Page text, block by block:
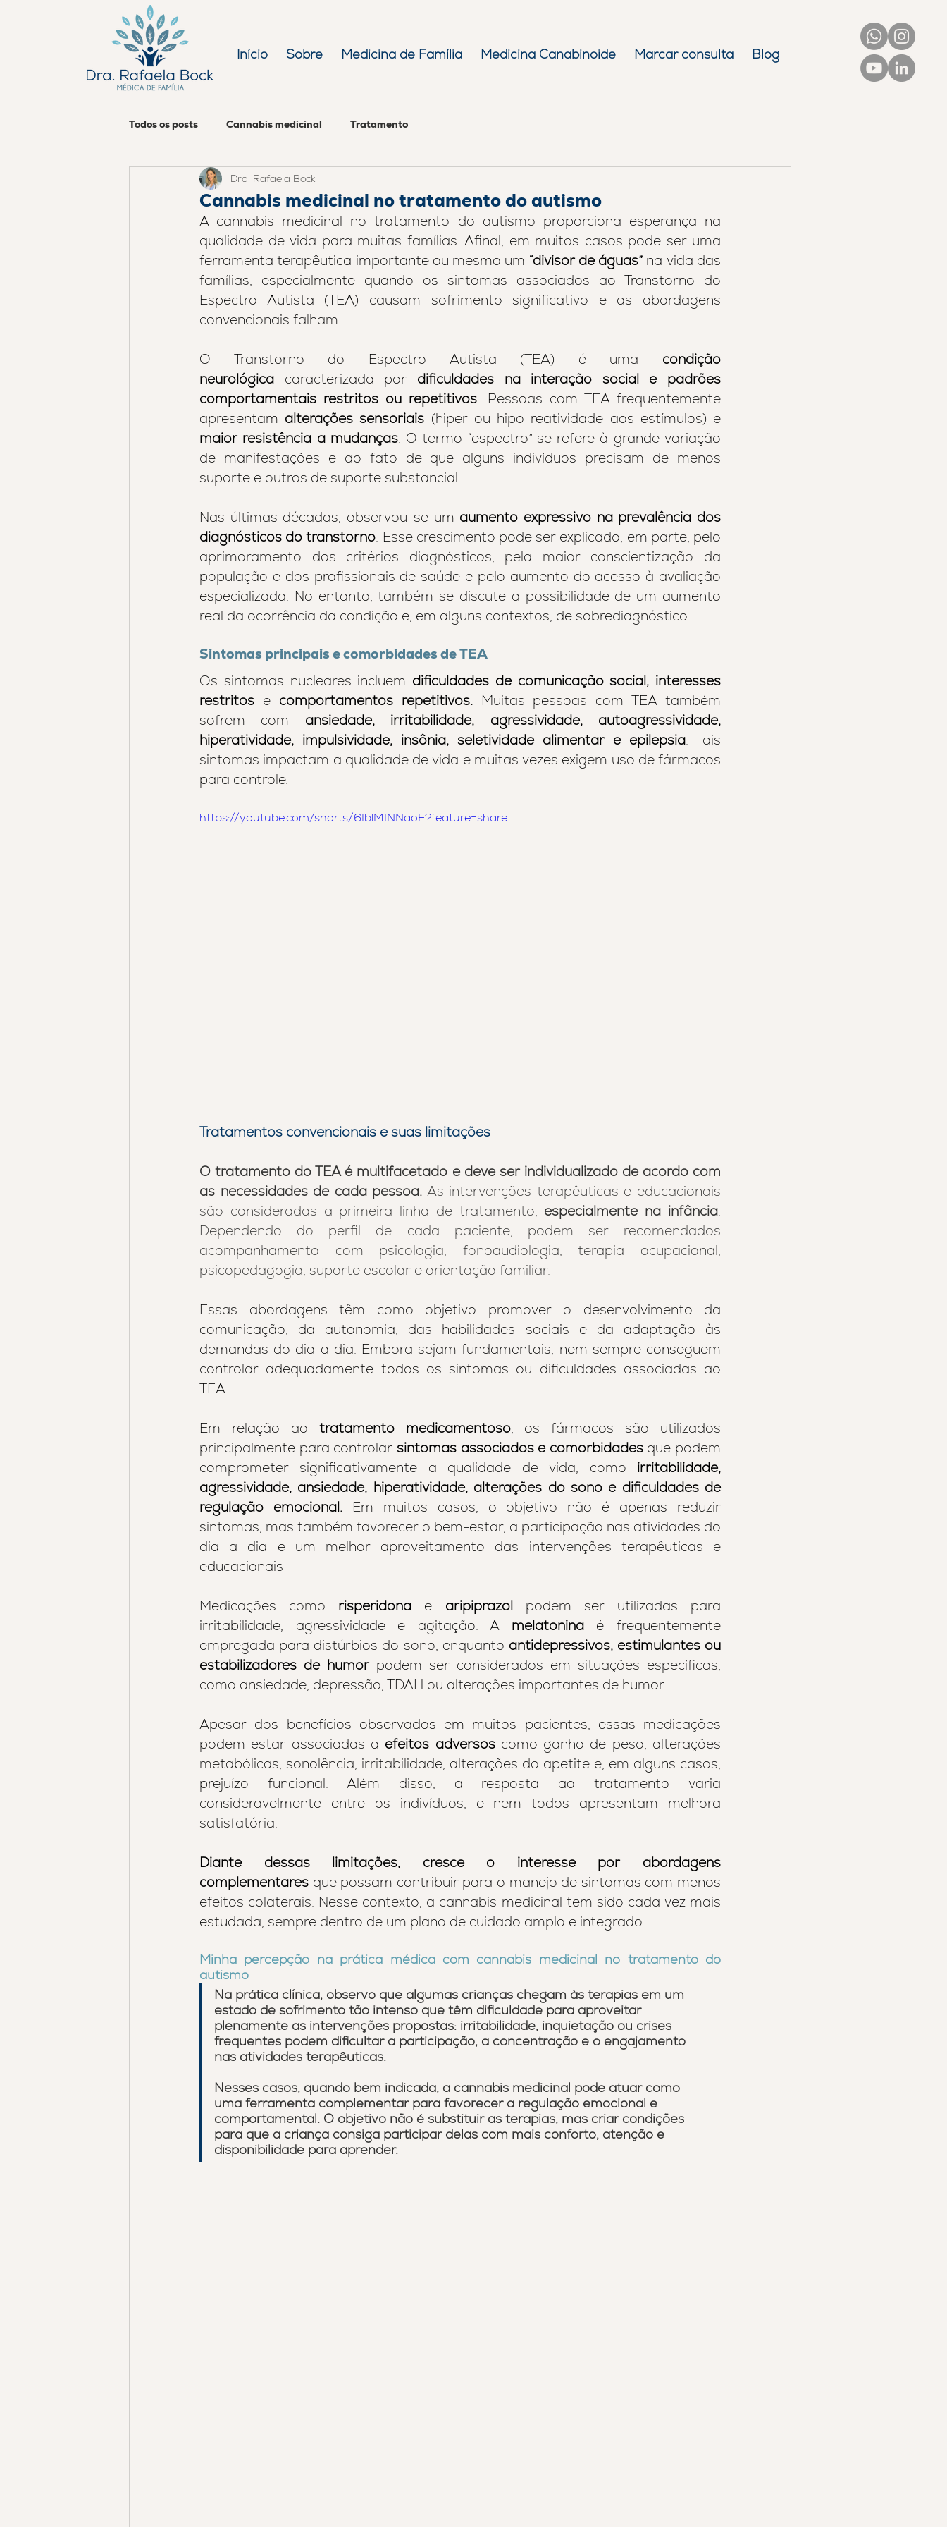
Início Sobre Medicina de Família Medicina Canabinoide Marcar consulta Blog
Todos os posts Cannabis medicinal Tratamento
Cannabis medicinal no tratamento do autismo
Dra. Rafaela Bock
A cannabis medicinal no tratamento do autismo proporciona esperança na
qualidade de vida para muitas famílias. Afinal, em muitos casos pode ser uma
ferramenta terapêutica importante ou mesmo um “divisor de águas” na vida das
famílias, especialmente quando os sintomas associados ao Transtorno do
Espectro Autista (TEA) causam sofrimento significativo e as abordagens
convencionais falham.
O Transtorno do Espectro Autista (TEA) é uma condição
neurológica caracterizada por dificuldades na interação social e
padrões
comportamentais restritos ou repetitivos. Pessoas com TEA frequentemente
apresentam alterações sensoriais
maior resistência a mudanças. O termo “espectro” se refere à grande variação
de manifestações e ao fato de que alguns indivíduos precisam de menos
suporte e outros de suporte substancial.
Nas últimas décadas, observou-se um aumento expressivo na prevalência dos
diagnósticos do transtorno. Esse crescimento pode ser explicado, em parte, pelo
aprimoramento dos critérios diagnósticos, pela maior conscientização da
população e dos profissionais de saúde e pelo aumento do acesso à avaliação
especializada. No entanto, também se discute a possibilidade de um aumento
real da ocorrência da condição e, em alguns contextos, de sobrediagnóstico.
Sintomas principais e comorbidades de TEA
Os sintomas nucleares incluem dificuldades de comunicação social, interesses
restritos e comportamentos repetitivos. Muitas pessoas com TEA também
sofrem com ansiedade, irritabilidade, agressividade, autoagressividade,
hiperatividade, impulsividade, insônia, seletividade alimentar e epilepsia. Tais
sintomas impactam a qualidade de vida e muitas vezes exigem uso de fármacos
para controle.
https://youtube.com/shorts/6IblMINNaoE?feature=share
Tratamentos convencionais e suas limitações
O tratamento do TEA é multifacetado e deve ser individualizado de acordo com
as necessidades de cada pessoa. As intervenções terapêuticas e educacionais
são consideradas a primeira linha de tratamento, especialmente na infância.
Dependendo do perfil de cada paciente, podem ser recomendados
acompanhamento com psicologia, fonoaudiologia, terapia ocupacional,
psicopedagogia, suporte escolar e orientação familiar.
Essas abordagens têm como objetivo promover o desenvolvimento da
comunicação, da autonomia, das habilidades sociais e da adaptação às
demandas do dia a dia. Embora sejam fundamentais, nem sempre conseguem
controlar adequadamente todos os sintomas ou dificuldades associadas ao
TEA.
Em relação ao tratamento medicamentoso, os fármacos são utilizados
principalmente para controlar sintomas associados e comorbidades que podem
comprometer significativamente a qualidade de vida, como irritabilidade,
agressividade, ansiedade, hiperatividade, alterações do sono e dificuldades de
regulação emocional. Em muitos casos, o objetivo não é apenas reduzir
sintomas, mas também favorecer o bem-estar, a participação nas atividades do
dia a dia e um melhor aproveitamento das intervenções terapêuticas e
educacionais
Medicações como risperidona e aripiprazol podem ser utilizadas para
irritabilidade, agressividade e agitação. A melatonina é frequentemente
empregada para distúrbios do sono, enquanto antidepressivos, estimulantes ou
estabilizadores de humor podem ser considerados em situações específicas,
como ansiedade, depressão, TDAH ou alterações importantes de humor.
Apesar dos benefícios observados em muitos pacientes, essas medicações
podem estar associadas a efeitos adversos como ganho de peso, alterações
metabólicas, sonolência, irritabilidade, alterações do apetite e, em alguns casos,
prejuízo funcional. Além disso, a resposta ao tratamento varia
consideravelmente entre os indivíduos, e nem todos apresentam melhora
satisfatória.
Diante dessas limitações, cresce o interesse por abordagens
complementares que possam contribuir para o manejo de sintomas com menos
efeitos colaterais. Nesse contexto, a cannabis medicinal tem sido cada vez mais
estudada, sempre dentro de um plano de cuidado amplo e integrado.
Minha percepção na prática médica com cannabis medicinal no tratamento do
autismo
Na prática clínica, observo que algumas crianças chegam às terapias em um
estado de sofrimento tão intenso que têm dificuldade para aproveitar
plenamente as intervenções propostas: irritabilidade, inquietação ou crises
frequentes podem dificultar a participação, a concentração e o engajamento
nas atividades terapêuticas.
Nesses casos, quando bem indicada, a cannabis medicinal pode atuar como
uma ferramenta complementar para favorecer a regulação emocional e
comportamental. O objetivo não é substituir as terapias, mas criar condições
para que a criança consiga participar delas com mais conforto, atenção e
disponibilidade para aprender.